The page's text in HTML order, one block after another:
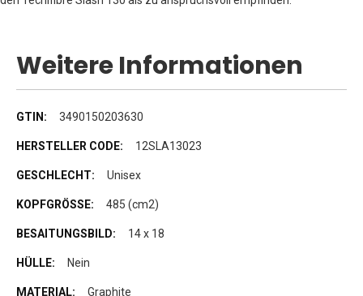
Weitere Informationen
Weitere
3490150203630
12SLA13023
Unisex
485 (cm2)
14 x 18
Nein
Graphite